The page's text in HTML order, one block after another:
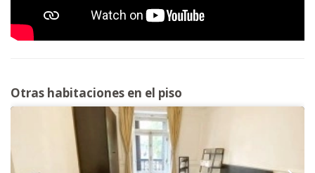
Otras habitaciones en el piso